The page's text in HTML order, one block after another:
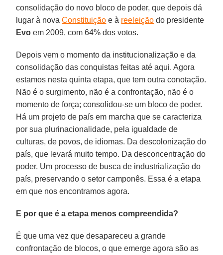
consolidação do novo bloco de poder, que depois dá
lugar à novaConstituição e à reeleição do presidente
Evo em 2009, com 64% dos votos.
Depois vem o momento da institucionalização e da
consolidação das conquistas feitas até aqui. Agora
estamos nesta quinta etapa, que tem outra conotação.
Não é o surgimento, não é a confrontação, não é o
momento de força; consolidou-se um bloco de poder.
Há um projeto de país em marcha que se caracteriza
por sua plurinacionalidade, pela igualdade de
culturas, de povos, de idiomas. Da descolonização do
país, que levará muito tempo. Da desconcentração do
poder. Um processo de busca de industrialização do
país, preservando o setor camponês. Essa é a etapa
em que nos encontramos agora.
E por que é a etapa menos compreendida?
É que uma vez que desapareceu a grande
confrontação de blocos, o que emerge agora são as